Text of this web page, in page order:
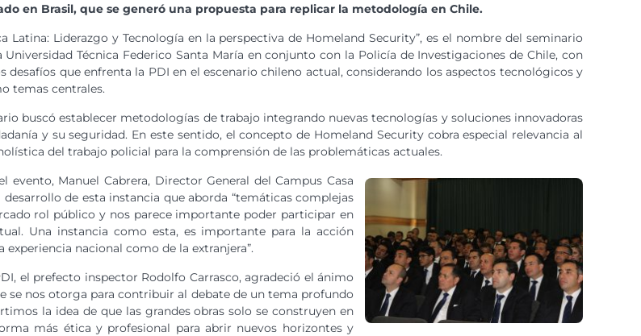
en Brasil, que se generó una propuesta para replicar la metodología en Chile.
Latina: Liderazgo y Tecnología en la perspectiva de Homeland Security”, es el nombre del seminario
Técnica Federico Santa María en conjunto con la Policía de Investigaciones de Chile, con
desafíos que enfrenta la PDI en el escenario chileno actual, considerando los aspectos tecnológicos y
temas centrales.
buscó establecer metodologías de trabajo integrando nuevas tecnologías y soluciones innovadoras
y su seguridad. En este sentido, el concepto de Homeland Security cobra especial relevancia al
del trabajo policial para la comprensión de las problemáticas actuales.
evento, Manuel Cabrera, Director General del Campus Casa
de esta instancia que aborda “temáticas complejas
rol público y nos parece importante poder participar en
Una instancia como esta, es importante para la acción
nacional como de la extranjera”.
el prefecto inspector Rodolfo Carrasco, agradeció el ánimo
se nos otorga para contribuir al debate de un tema profundo
la idea de que las grandes obras solo se construyen en
más ética y profesional para abrir nuevos horizontes y